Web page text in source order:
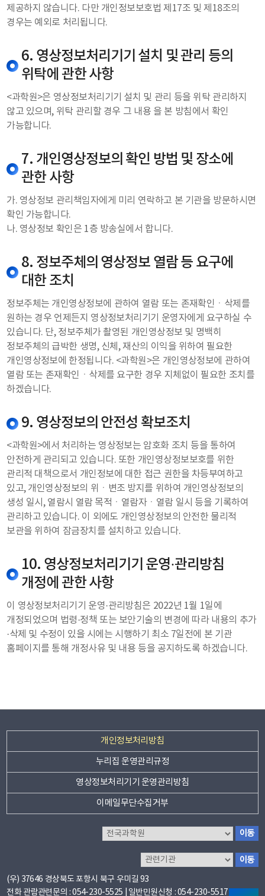
제공하지 않습니다. 다만 개인정보보호법 제17조 및 제18조의
경우는 예외로 처리됩니다.
6. 영상정보처리기기 설치 및 관리 등의
위탁에 관한 사항
<과학원>은 영상정보처리기기 설치 및 관리 등을 위탁 관리하지
않고 있으며, 위탁 관리할 경우 그 내용 을 본 방침에서 확인
가능합니다.
7. 개인영상정보의 확인 방법 및 장소에
관한 사항
가. 영상정보 관리책임자에게 미리 연락하고 본 기관을 방문하시면
확인 가능합니다.
나. 영상정보 확인은 1층 방송실에서 합니다.
8. 정보주체의 영상정보 열람 등 요구에
대한 조치
정보주체는 개인영상정보에 관하여 열람 또는 존재확인ㆍ삭제를
원하는 경우 언제든지 영상정보처리기기 운영자에게 요구하실 수
있습니다. 단, 정보주체가 촬영된 개인영상정보 및 명백히
정보주체의 급박한 생명, 신체, 재산의 이익을 위하여 필요한
개인영상정보에 한정됩니다. <과학원>은 개인영상정보에 관하여
열람 또는 존재확인ㆍ삭제를 요구한 경우 지체없이 필요한 조치를
하겠습니다.
9. 영상정보의 안전성 확보조치
<과학원>에서 처리하는 영상정보는 암호화 조치 등을 통하여
안전하게 관리되고 있습니다. 또한 개인영상정보보호를 위한
관리적 대책으로서 개인정보에 대한 접근 권한을 차등부여하고
있고, 개인영상정보의 위ㆍ변조 방지를 위하여 개인영상정보의
생성 일시, 열람시 열람 목적ㆍ열람자ㆍ열람 일시 등을 기록하여
관리하고 있습니다. 이 외에도 개인영상정보의 안전한 물리적
보관을 위하여 잠금장치를 설치하고 있습니다.
10. 영상정보처리기기 운영·관리방침
개정에 관한 사항
이 영상정보처리기기 운영·관리방침은 2022년 1월 1일에
개정되었으며 법령·정책 또는 보안기술의 변경에 따라 내용의 추가
·삭제 및 수정이 있을 시에는 시행하기 최소 7일전에 본 기관
홈페이지를 통해 개정사유 및 내용 등을 공지하도록 하겠습니다.
도
청
교
속
자
개인정보처리방침
누리집 운영관리규정
영상정보처리기기 운영관리방침
이메일무단수집거부
전
학
원
이동
관
련
기
이동
(우) 37646 경상북도 포항시 북구 우미길 93
전화관람관련문의 : 054-230-5525 | 일반민원신청 : 054-230-5517